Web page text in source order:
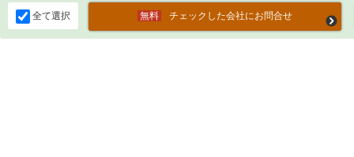
全て選択 チェックした会社にお問合せ